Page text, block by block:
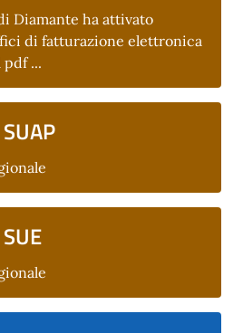
Diamante ha attivato
di fatturazione elettronica
...